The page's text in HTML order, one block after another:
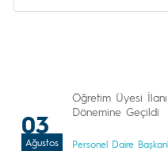
03
Ağustos
Öğretim Üyesi
Dönemine Geçildi
Personel Daire